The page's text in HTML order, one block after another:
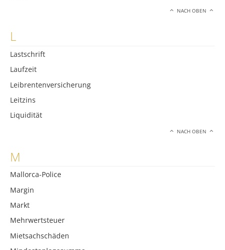
NACH OBEN
L
Lastschrift
Laufzeit
Leibrentenversicherung
Leitzins
Liquidität
NACH OBEN
M
Mallorca-Police
Margin
Markt
Mehrwertsteuer
Mietsachschäden